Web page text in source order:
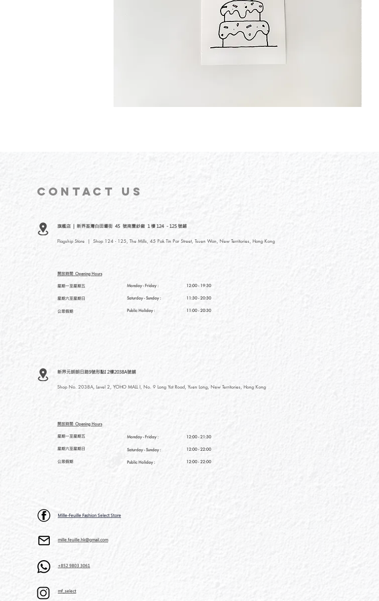
CONTACT US
旗艦店 | 新界荃灣白田壩街 45 號南豐紗廠 1 樓 124 - 125 號鋪
Flagship Store | Shop 124 - 125, The Mills, 45 Pak Tin Par Street, Tsuen Wan, New Territories, Hong Kong
開放時間 Opening Hours
星期一至星期五
星期六至星期日
公眾假期
Monday - Friday :
Saturday- Sunday :
Public Holiday :
12:00 - 19:30
11:30 - 20:30
11:00 - 20:30
新界元朗朗日路9號形點I 2樓2038A號舖
Shop No. 2038A, Level 2, YOHO MALL I, No. 9 Long Yat Road, Yuen Long, New Territories, Hong Kong
開放時間 Opening Hours
星期一至星期五
星期六至星期日
公眾假期
Monday - Friday :
Saturday- Sunday :
Public Holiday :
12:00 - 21:30
12:00 - 22:00
12:00 - 22:00
Mille-Feuille Fashion Select Store
mille.feuille.hk@gmail.com
+852 9803 3061
mf_select